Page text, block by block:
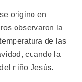
originó en
observaron la
de las
cuando la
niño Jesús.